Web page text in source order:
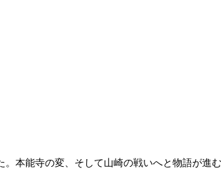
本能寺の変、そして山崎の戦いへと物語が進